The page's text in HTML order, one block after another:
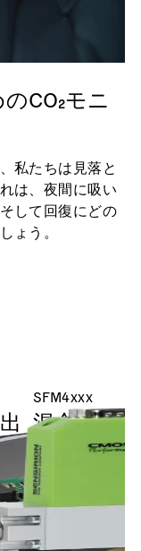
CO₂モニ
私たちは見落と
は、夜間に吸い
して回復にどの
ょう。
を
サ
SFM4xxx
混合ガス
用圧力耐
性 フロ
ーセンサ
ー